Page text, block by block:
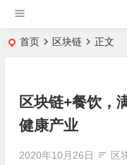
首页 区块链 正文
区块链+餐饮，
健康产业
2020年10月26日 区